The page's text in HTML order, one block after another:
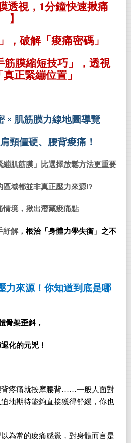
透視， 1分鐘快速揪痛
】
，破解「痠痛密碼」
筋膜縮短技巧」，透視
正緊繃位置」
× 肌筋膜力線地圖導覽
頸僵硬、腰背痠痛！
肌筋膜」比選擇放鬆方法更重要
域都並非真正壓力來源!?
境，揪出潛藏痠痛點
解， 根治「身體力學失衡」之不
力來源！你知道到底是哪
骨架歪斜，
化的元兇！
背疼痛就按摩腰背……一般人面對
地期待能夠直接獲得舒緩，你也
為常的痠痛感覺，對身體而言是